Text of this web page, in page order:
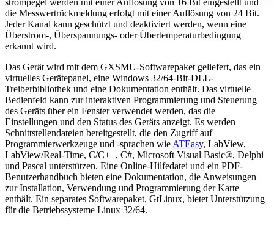
strompegel werden mit einer Auflösung von 16 Bit eingestellt und
die Messwertrückmeldung erfolgt mit einer Auflösung von 24 Bit.
Jeder Kanal kann geschützt und deaktiviert werden, wenn eine
Überstrom-, Überspannungs- oder Übertemperaturbedingung
erkannt wird.
Das Gerät wird mit dem GXSMU-Softwarepaket geliefert, das ein
virtuelles Gerätepanel, eine Windows 32/64-Bit-DLL-
Treiberbibliothek und eine Dokumentation enthält. Das virtuelle
Bedienfeld kann zur interaktiven Programmierung und Steuerung
des Geräts über ein Fenster verwendet werden, das die
Einstellungen und den Status des Geräts anzeigt. Es werden
Schnittstellendateien bereitgestellt, die den Zugriff auf
Programmierwerkzeuge und -sprachen wie ATEasy, LabView,
LabView/Real-Time, C/C++, C#, Microsoft Visual Basic®, Delphi
und Pascal unterstützen. Eine Online-Hilfedatei und ein PDF-
Benutzerhandbuch bieten eine Dokumentation, die Anweisungen
zur Installation, Verwendung und Programmierung der Karte
enthält. Ein separates Softwarepaket, GtLinux, bietet Unterstützung
für die Betriebssysteme Linux 32/64.